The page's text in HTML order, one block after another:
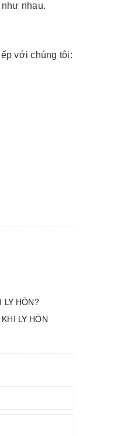
nhau.
với chúng tôi:
LY HÔN?
LY HÔN